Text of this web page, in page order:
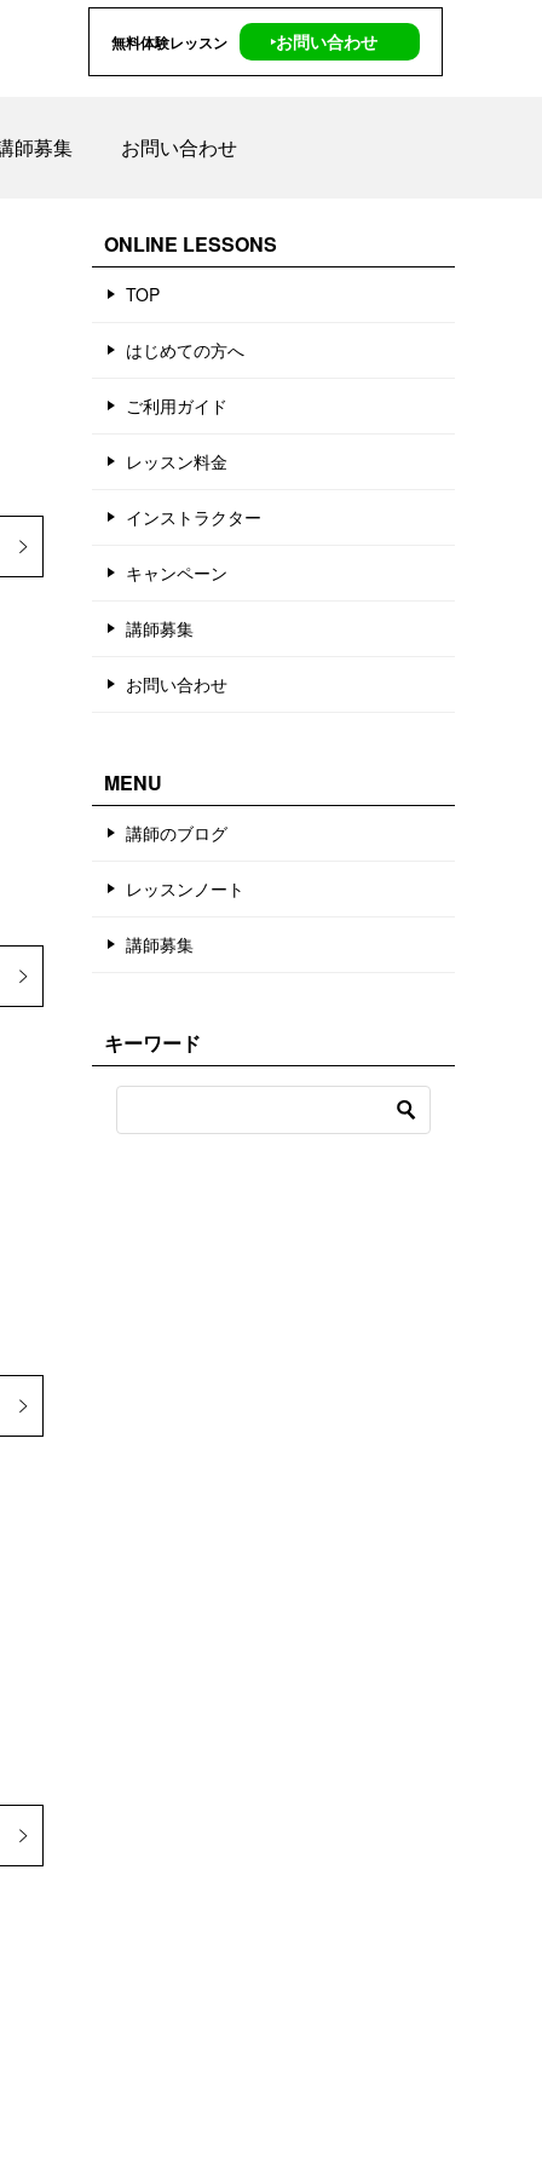
無料体験レッスン ‣お問い合わせ
師募集 お問い合わせ
ONLINE LESSONS
TOP
はじめての方へ
ご利用ガイド
レッスン料金
インストラクター
キャンペーン
講師募集
お問い合わせ
MENU
講師のブログ
レッスンノート
講師募集
キーワード